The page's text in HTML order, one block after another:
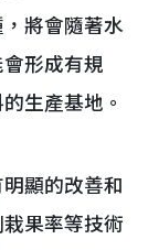
將會隨著水
形成有規
生產基地。
顯的改善和
果率等技術